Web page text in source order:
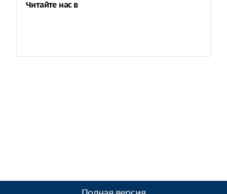
Читайте нас в